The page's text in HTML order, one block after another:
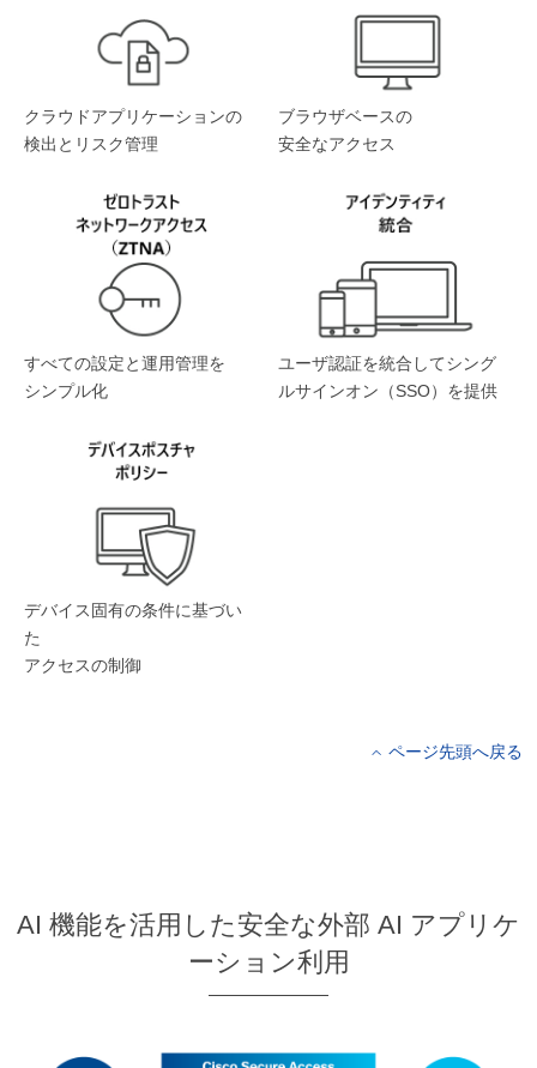
クラウドアプリケーションの
検出とリスク管理
ブラウザベースの
安全なアクセス
すべての設定と運用管理を
シンプル化
ユーザ認証を統合してシング
ルサインオン（SSO）を提供
デバイス固有の条件に基づい
た
アクセスの制御
ページ先頭へ戻る
AI 機能を活用した安全な外部 AI アプリケ
ーション利用